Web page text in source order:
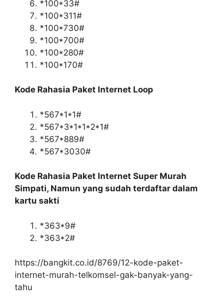
*100*33#
*100*311#
*100*730#
*100*700#
*100*280#
*100*170#
Kode Rahasia Paket Internet Loop
*567*1*1#
*567*3*1*1*2*1#
*567*889#
*567*3030#
Kode Rahasia Paket Internet Super Murah
Simpati, Namun yang sudah terdaftar dalam
kartu sakti
*363*9#
*363*2#
https://bangkit.co.id/8769/12-kode-paket-
internet-murah-telkomsel-gak-banyak-yang-
tahu